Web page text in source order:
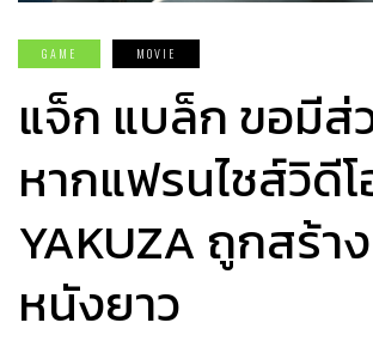
GAME MOVIE
แจ็ก แบล็ก ขอมีส่
หากแฟรนไชส์วิดีโ
YAKUZA ถูกสร้า
หนังยาว